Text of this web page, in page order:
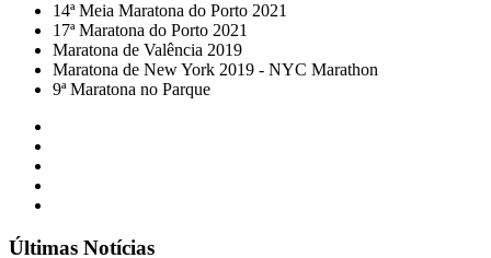
14ª Meia Maratona do Porto 2021
17ª Maratona do Porto 2021
Maratona de Valência 2019
Maratona de New York 2019 - NYC Marathon
9ª Maratona no Parque
Últimas Notícias